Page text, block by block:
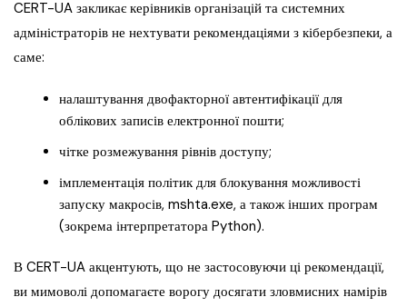
CERT-UA закликає керівників організацій та системних
адміністраторів не нехтувати рекомендаціями з кібербезпеки, а
саме:
налаштування двофакторної автентифікації для
облікових записів електронної пошти;
чітке розмежування рівнів доступу;
імплементація політик для блокування можливості
запуску макросів, mshta.exe, а також інших програм
(зокрема інтерпретатора Python).
В CERT-UA акцентують, що не застосовуючи ці рекомендації,
ви мимоволі допомагаєте ворогу досягати зловмисних намірів